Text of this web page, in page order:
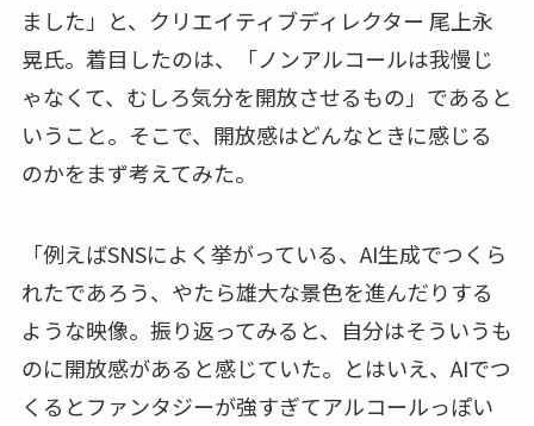
ました」と、クリエイティブディレクター 尾上永
晃氏。着目したのは、「ノンアルコールは我慢じ
ゃなくて、むしろ気分を開放させるもの」であると
いうこと。そこで、開放感はどんなときに感じる
のかをまず考えてみた。
「例えばSNSによく挙がっている、AI生成でつくら
れたであろう、やたら雄大な景色を進んだりする
ような映像。振り返ってみると、自分はそういうも
のに開放感があると感じていた。とはいえ、AIでつ
くるとファンタジーが強すぎてアルコールっぽい